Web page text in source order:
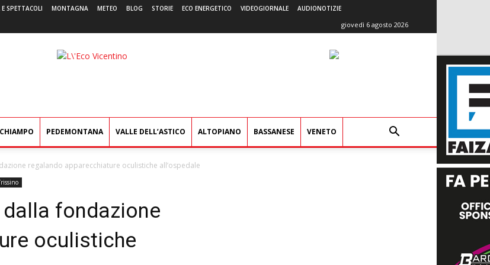
SPETTACOLI MONTAGNA METEO BLOG STORIE ECO ENERGETICO VIDEOGIORNALE AUDIONOTIZIE
giovedì 6 agosto 2026
L'Eco
PEDEMONTANA VALLE DELL’ASTICO ALTOPIANO BASSANESE VENETO
regalando apparecchiature oculistiche all’ospedale
fondazione
oculistiche